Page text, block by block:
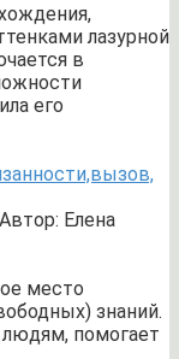
лазурной
в
его
Автор: Елена
место
знаний.
помогает